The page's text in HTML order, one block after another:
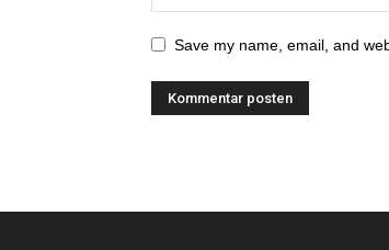
Save my name, email, and